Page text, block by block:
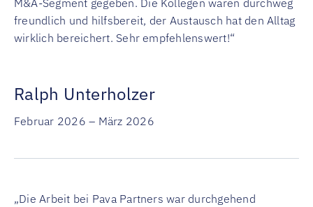
M&A-Segment gegeben. Die Kollegen waren durchweg
freundlich und hilfsbereit, der Austausch hat den Alltag
wirklich bereichert. Sehr empfehlenswert!“
Ralph Unterholzer
Februar 2026 – März 2026
„Die Arbeit bei Pava Partners war durchgehend